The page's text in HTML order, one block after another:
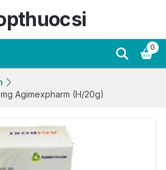
0
Agimexpharm (H/20g)